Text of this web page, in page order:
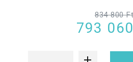
834 800
793